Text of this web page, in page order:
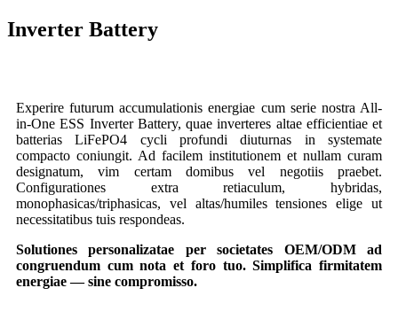
Inverter Battery
Experire futurum accumulationis energiae cum serie nostra All-
in-One ESS Inverter Battery, quae inverteres altae efficientiae et
batterias LiFePO4 cycli profundi diuturnas in systemate
compacto coniungit. Ad facilem institutionem et nullam curam
designatum, vim certam domibus vel negotiis praebet.
Configurationes extra retiaculum, hybridas,
monophasicas/triphasicas, vel altas/humiles tensiones elige ut
necessitatibus tuis respondeas.
Solutiones personalizatae per societates OEM/ODM ad
congruendum cum nota et foro tuo. Simplifica firmitatem
energiae — sine compromisso.